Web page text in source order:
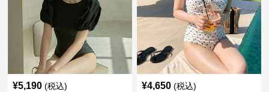
¥5,190 (税込) ¥4,650 (税込)